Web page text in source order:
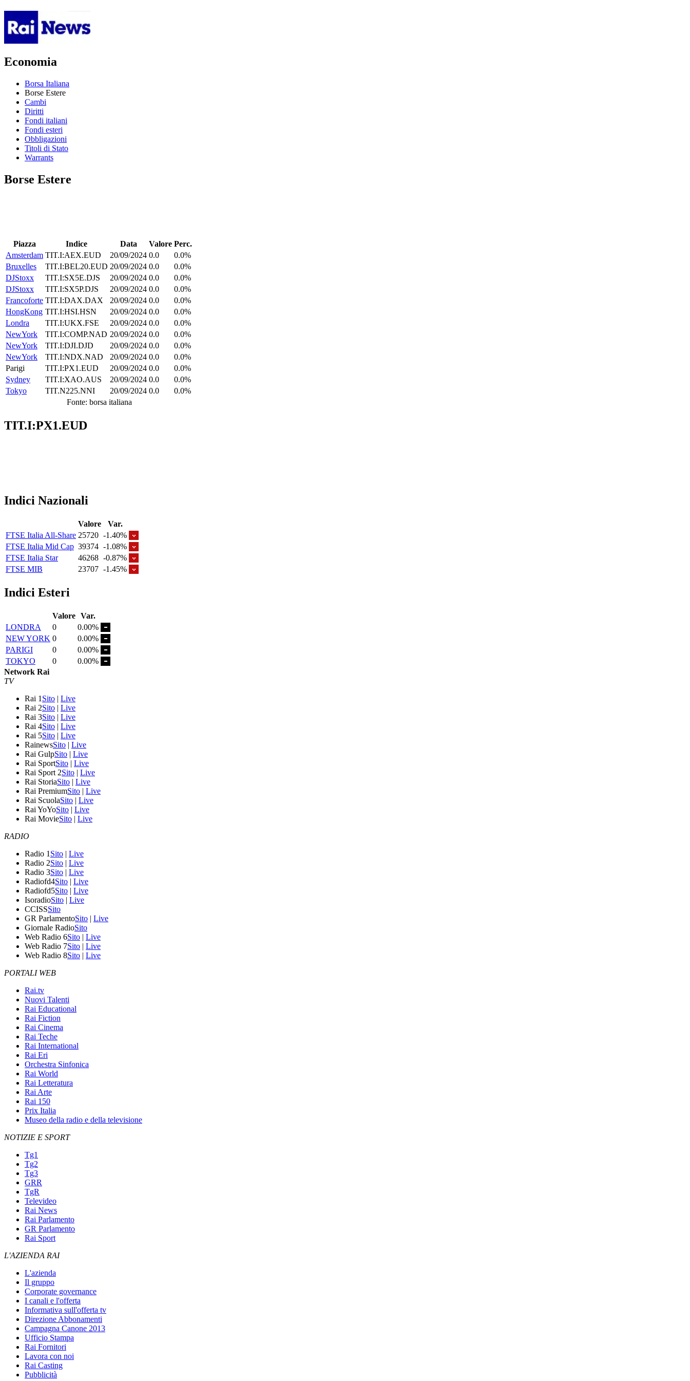
Economia
Borsa Italiana
Borse Estere
Cambi
Diritti
Fondi italiani
Fondi esteri
Obbligazioni
Titoli di Stato
Warrants
Borse Estere
Piazza Indice Data Valore Perc.
Amsterdam TIT.I:AEX.EUD 20/09/2024 0.0
0.0%
Bruxelles
TIT.I:BEL20.EUD 20/09/2024 0.0
0.0%
DJStoxx
TIT.I:SX5E.DJS 20/09/2024 0.0
0.0%
DJStoxx
TIT.I:SX5P.DJS 20/09/2024 0.0
0.0%
Francoforte TIT.I:DAX.DAX 20/09/2024 0.0
0.0%
HongKong TIT.I:HSI.HSN 20/09/2024 0.0
0.0%
Londra
TIT.I:UKX.FSE 20/09/2024 0.0
0.0%
NewYork
TIT.I:COMP.NAD 20/09/2024 0.0
0.0%
NewYork
TIT.I:DJI.DJD 20/09/2024 0.0
0.0%
NewYork
TIT.I:NDX.NAD 20/09/2024 0.0
0.0%
Parigi
TIT.I:PX1.EUD 20/09/2024 0.0
0.0%
Sydney
TIT.I:XAO.AUS 20/09/2024 0.0
0.0%
Tokyo
TIT.N225.NNI 20/09/2024 0.0
0.0%
Fonte: borsa italiana
TIT.I:PX1.EUD
Indici Nazionali
Valore
Var.
FTSE Italia All-Share 25720 -1.40%
FTSE Italia Mid Cap 39374 -1.08%
FTSE Italia Star
46268 -0.87%
FTSE MIB
23707 -1.45%
Indici Esteri
Valore Var.
LONDRA
0
0.00%
NEW YORK 0
0.00%
PARIGI
0
0.00%
TOKYO
0
0.00%
Network Rai
TV
Rai 1 Sito | Live
Rai 2Sito | Live
Rai 3Sito | Live
Rai 4Sito | Live
Rai 5Sito | Live
RainewsSito | Live
Rai GulpSito | Live
Rai SportSito | Live
Rai Sport 2Sito | Live
Rai StoriaSito | Live
Rai PremiumSito | Live
Rai ScuolaSito | Live
Rai YoYoSito | Live
Rai MovieSito | Live
RADIO
Radio 1 Sito | Live
Radio 2Sito | Live
Radio 3Sito | Live
Radiofd4Sito | Live
Radiofd5Sito | Live
IsoradioSito | Live
CCISSSito
GR ParlamentoSito | Live
Giornale RadioSito
Web Radio 6Sito | Live
Web Radio 7Sito | Live
Web Radio 8Sito | Live
PORTALI WEB
Rai.tv
Nuovi Talenti
Rai Educational
Rai Fiction
Rai Cinema
Rai Teche
Rai International
Rai Eri
Orchestra Sinfonica
Rai World
Rai Letteratura
Rai Arte
Rai 150
Prix Italia
Museo della radio e della televisione
NOTIZIE E SPORT
Tg1
Tg2
Tg3
GRR
TgR
Televideo
Rai News
Rai Parlamento
GR Parlamento
Rai Sport
L'AZIENDA RAI
L'azienda
Il gruppo
Corporate governance
I canali e l'offerta
Informativa sull'offerta tv
Direzione Abbonamenti
Campagna Canone 2013
Ufficio Stampa
Rai Fornitori
Lavora con noi
Rai Casting
Pubblicità